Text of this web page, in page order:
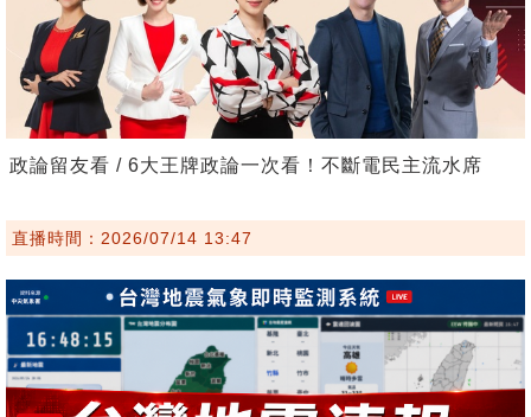
政論留友看 / 6大王牌政論一次看！不斷電民主流水席
直播時間：2026/07/14 13:47